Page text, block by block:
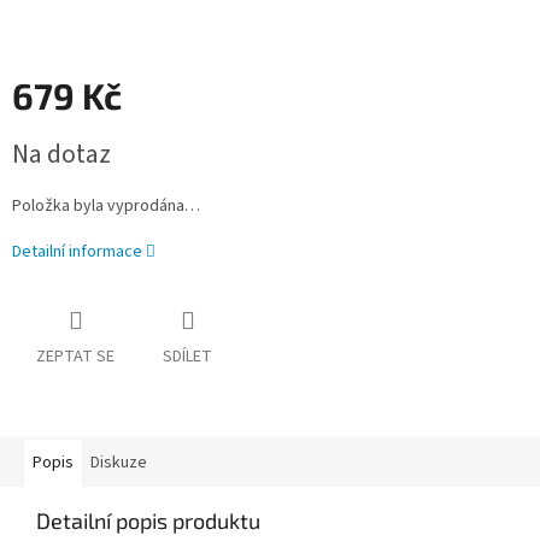
679 Kč
cena:
Na dotaz
Položka byla vyprodána…
Detailní informace
ZEPTAT SE SDÍLET
Popis Diskuze
Detailní popis produktu